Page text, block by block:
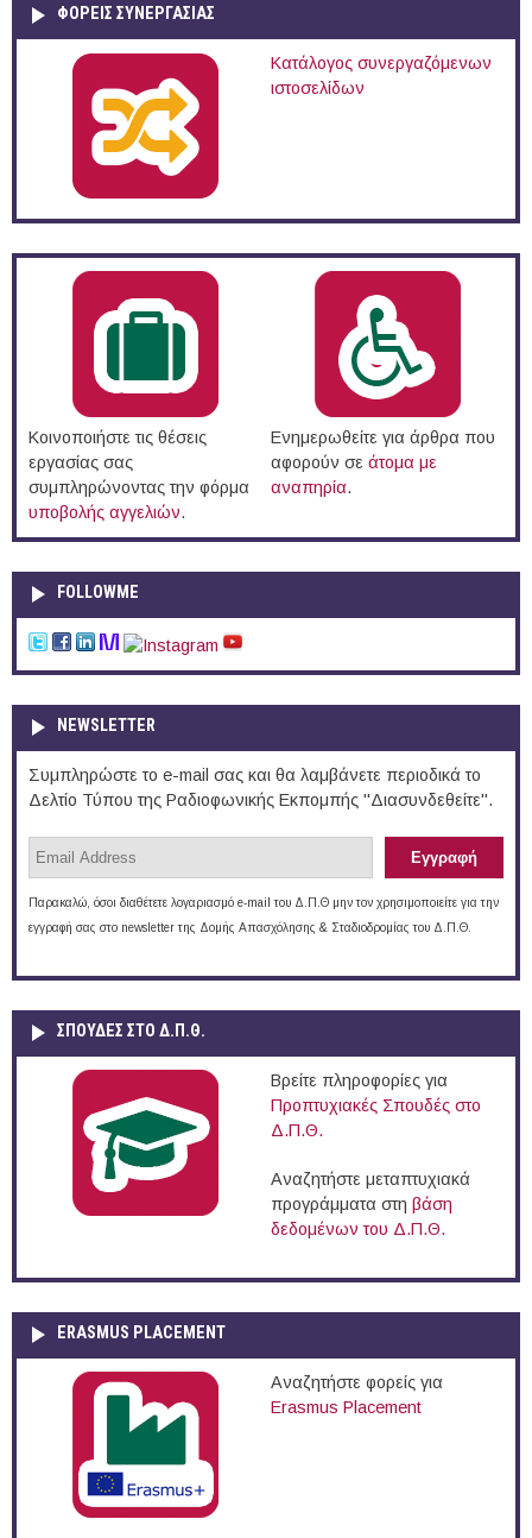
ΦΟΡΕΙΣ ΣΥΝΕΡΓΑΣΙΑΣ
Κατάλογος συνεργαζόμενων
ιστοσελίδων
Κοινοποιήστε τις θέσεις
εργασίας σας
συμπληρώνοντας την φόρμα
υποβολής αγγελιών.
Ενημερωθείτε για άρθρα που
αφορούν σε άτομα με
αναπηρία.
FOLLOWME
NEWSLETTER
Συμπληρώστε το e-mail σας και θα λαμβάνετε περιοδικά το
Δελτίο Τύπου της Ραδιοφωνικής Εκπομπής "Διασυνδεθείτε".
Παρακαλώ, όσοι διαθέτετε λογαριασμό e-mail του Δ.Π.Θ μην τον χρησιμοποιείτε για την
εγγραφή σας στο newsletter της Δομής Απασχόλησης & Σταδιοδρομίας του Δ.Π.Θ.
ΣΠΟΥΔΈΣ ΣΤΟ Δ.Π.Θ.
Βρείτε πληροφορίες για
Προπτυχιακές Σπουδές στο
Δ.Π.Θ.
Αναζητήστε μεταπτυχιακά
προγράμματα στη βάση
δεδομένων του Δ.Π.Θ.
ERASMUS PLACEMENT
Αναζητήστε φορείς για
Erasmus Placement